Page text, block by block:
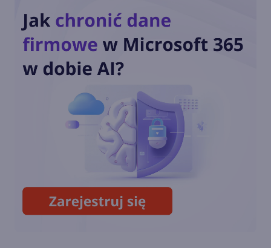
pobranie Paint 3D
Przedłużone wsparcie
konsumentów. Ile będzie
kosztować?
Październikowa aktualizacja
opcjonalna Windows 10 22H2
(build 19045.5073)